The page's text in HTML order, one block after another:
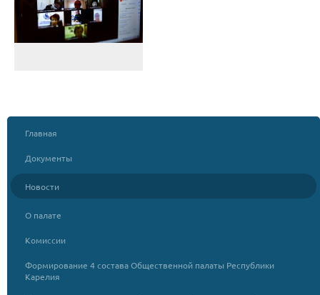
Главная
Документы
Новости
О палате
Комиссии
Формирование 4 состава Общественной палаты Республики
Карелия